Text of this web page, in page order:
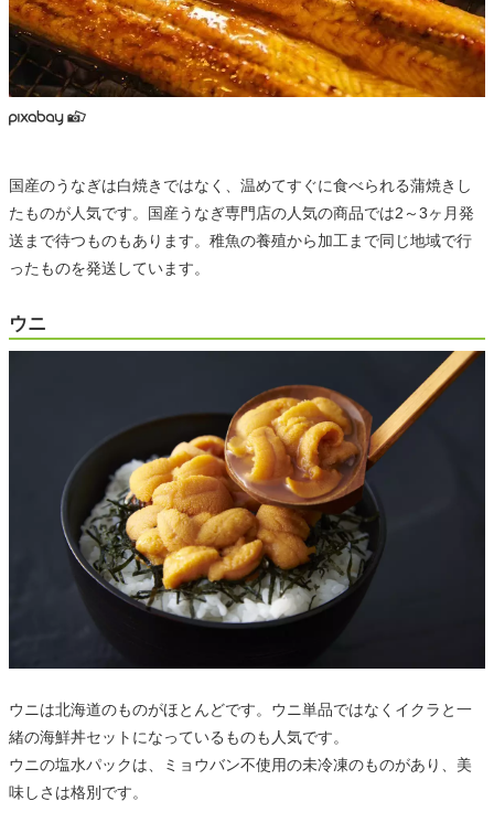
国産のうなぎは白焼きではなく、温めてすぐに食べられる蒲焼きし
たものが人気です。国産うなぎ専門店の人気の商品では2～3ヶ月発
送まで待つものもあります。稚魚の養殖から加工まで同じ地域で行
ったものを発送しています。
ウニ
ウニは北海道のものがほとんどです。ウニ単品ではなくイクラと一
緒の海鮮丼セットになっているものも人気です。
ウニの塩水パックは、ミョウバン不使用の未冷凍のものがあり、美
味しさは格別です。